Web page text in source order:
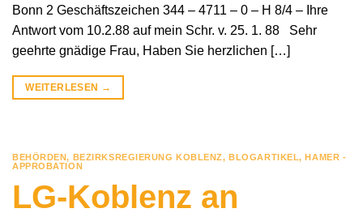
Bonn 2 Geschäftszeichen 344 – 4711 – 0 – H 8/4 – Ihre
Antwort vom 10.2.88 auf mein Schr. v. 25. 1. 88 Sehr
geehrte gnädige Frau, Haben Sie herzlichen […]
WEITERLESEN →
BEHÖRDEN, BEZIRKSREGIERUNG KOBLENZ, BLOGARTIKEL, HAMER -
APPROBATION
LG-Koblenz an